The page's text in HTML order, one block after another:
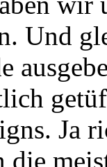
Und
Ja